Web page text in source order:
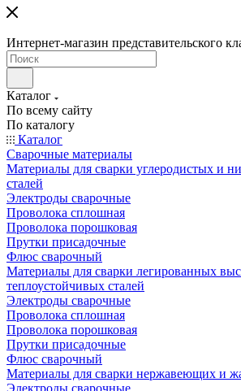
Интернет-магазин представительского
Каталог
По всему сайту
По каталогу
Каталог
Сварочные материалы
Материалы для сварки углеродистых и
сталей
Электроды сварочные
Проволока сплошная
Проволока порошковая
Прутки присадочные
Флюс сварочный
Материалы для сварки легированных
теплоустойчивых сталей
Электроды сварочные
Проволока сплошная
Проволока порошковая
Прутки присадочные
Флюс сварочный
Материалы для сварки нержавеющих и
Электроды сварочные